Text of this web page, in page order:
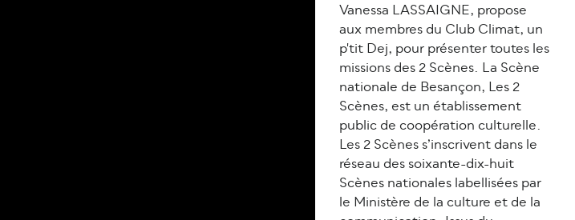
Vanessa LASSAIGNE, propose
aux membres du Club Climat, un
p'tit Dej, pour présenter toutes les
missions des 2 Scènes. La Scène
nationale de Besançon, Les 2
Scènes, est un établissement
public de coopération culturelle.
Les 2 Scènes s’inscrivent dans le
réseau des soixante-dix-huit
Scènes nationales labellisées par
le Mi­nistère de la culture et de la